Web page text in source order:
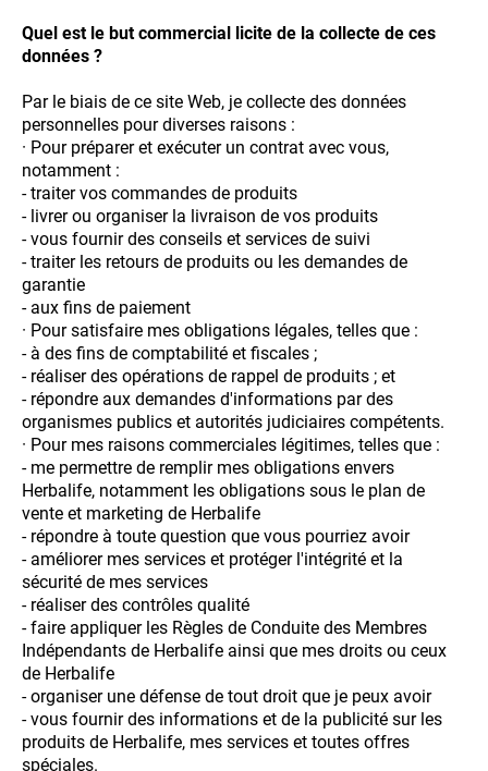
Quel est le but commercial licite de la collecte de ces
données ?
Par le biais de ce site Web, je collecte des données
personnelles pour diverses raisons :
· Pour préparer et exécuter un contrat avec vous,
notamment :
- traiter vos commandes de produits
- livrer ou organiser la livraison de vos produits
- vous fournir des conseils et services de suivi
- traiter les retours de produits ou les demandes de
garantie
- aux fins de paiement
· Pour satisfaire mes obligations légales, telles que :
- à des fins de comptabilité et fiscales ;
- réaliser des opérations de rappel de produits ; et
- répondre aux demandes d'informations par des
organismes publics et autorités judiciaires compétents.
· Pour mes raisons commerciales légitimes, telles que :
- me permettre de remplir mes obligations envers
Herbalife, notamment les obligations sous le plan de
vente et marketing de Herbalife
- répondre à toute question que vous pourriez avoir
- améliorer mes services et protéger l'intégrité et la
sécurité de mes services
- réaliser des contrôles qualité
- faire appliquer les Règles de Conduite des Membres
Indépendants de Herbalife ainsi que mes droits ou ceux
de Herbalife
- organiser une défense de tout droit que je peux avoir
- vous fournir des informations et de la publicité sur les
produits de Herbalife, mes services et toutes offres
spéciales.